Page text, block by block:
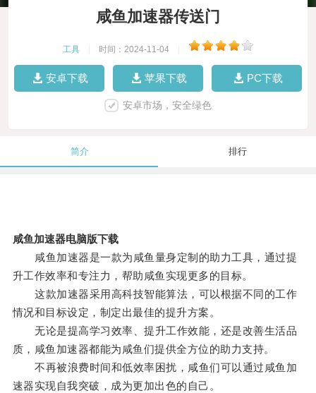
咸鱼加速器传送门
工具 时间：2024-11-04
安卓下载 苹果下载 PC下载
安卓市场，安全绿色
简介 排行
咸鱼加速器电脑版下载
咸鱼加速器是一款为咸鱼量身定制的助力工具，通过提
升工作效率和专注力，帮助咸鱼实现更多的目标。
这款加速器采用高科技智能算法，可以根据不同的工作
情况和目标设定，制定出最佳的提升方案。
无论是提高学习效率、提升工作效能，还是改善生活品
质，咸鱼加速器都能为咸鱼们提供全方位的助力支持。
不再被浪费时间和低效率困扰，咸鱼们可以通过咸鱼加
速器实现自我突破，成为更加出色的自己。